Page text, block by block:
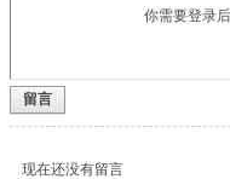
你需要登录
留言
现在还没有留言